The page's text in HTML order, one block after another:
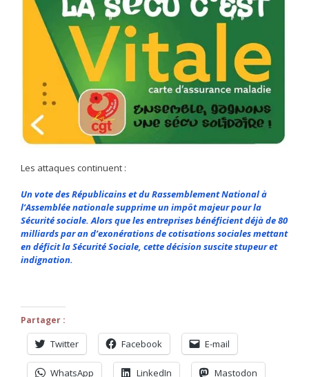
Les attaques continuent :
Un vote des Républicains et du Rassemblement National à
l’Assemblée nationale supprime un impôt majeur pour la
Sécurité sociale. Alors que les entreprises bénéficient déjà de 80
milliards par an d’exonérations de cotisations sociales mettant
en déficit la Sécurité Sociale, cette décision suscite stupeur et
indignation.
Partager :
Twitter Facebook E-mail
WhatsApp LinkedIn Mastodon